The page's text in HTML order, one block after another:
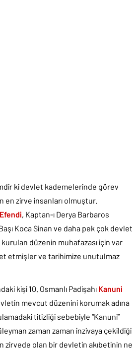
ki devlet kademelerinde görev
en zirve insanları olmuştur.
, Kaptan-ı Derya Barbaros
Koca Sinan ve daha pek çok devlet
düzenin muhafazası için var
etmişler ve tarihimize unutulmaz
kişi 10. Osmanlı Padişahı Kanuni
mevcut düzenini korumak adına
titizliği sebebiyle “Kanuni”
zaman zaman inzivaya çekildiği
zirvede olan bir devletin akıbetinin ne